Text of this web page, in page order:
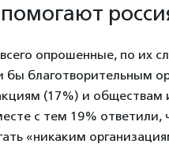
опрошенные, по их
бы благотворительным
(17%) и обществам
с тем 19% ответили,
«никаким